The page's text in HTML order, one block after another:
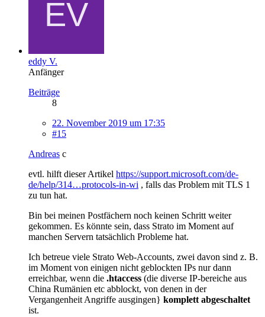
eddy V.
Anfänger
Beiträge
8
22. November 2019 um 17:35
#15
Andreas c
evtl. hilft dieser Artikel https://support.microsoft.com/de-
de/help/314…protocols-in-wi , falls das Problem mit TLS 1
zu tun hat.
Bin bei meinen Postfächern noch keinen Schritt weiter
gekommen. Es könnte sein, dass Strato im Moment auf
manchen Servern tatsächlich Probleme hat.
Ich betreue viele Strato Web-Accounts, zwei davon sind z. B.
im Moment von einigen nicht geblockten IPs nur dann
erreichbar, wenn die .htaccess (die diverse IP-bereiche aus
China Rumänien etc abblockt, von denen in der
Vergangenheit Angriffe ausgingen} komplett abgeschaltet
ist.